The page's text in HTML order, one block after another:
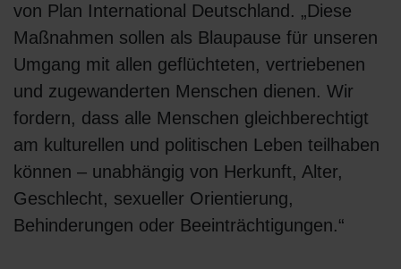
von Plan International Deutschland. „Diese
Maßnahmen sollen als Blaupause für unseren
Umgang mit allen geflüchteten, vertriebenen
und zugewanderten Menschen dienen. Wir
fordern, dass alle Menschen gleichberechtigt
am kulturellen und politischen Leben teilhaben
können – unabhängig von Herkunft, Alter,
Geschlecht, sexueller Orientierung,
Behinderungen oder Beeinträchtigungen.“